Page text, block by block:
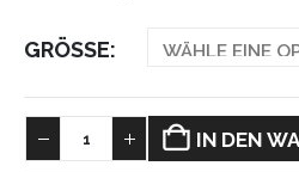
GRÖSSE
IN DEN